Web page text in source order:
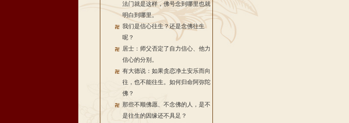
法门就是这样，佛号念到哪里也就
明白到哪里。
我们是信心往生？还是念佛往生
呢？
居士：师父否定了自力信心、他力
信心的分别。
有大德说：如果贪恋净土安乐而向
往，也不能往生。如何归命阿弥陀
佛？
那些不顺佛愿、不念佛的人，是不
是往生的因缘还不具足？